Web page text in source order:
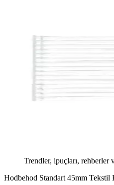
Trendler, ipuçları,
Hodbehod Standart 45mm Tekstil